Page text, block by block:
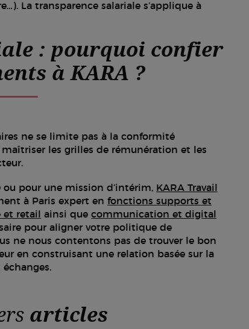
La transparence salariale s’applique à
: pourquoi confier
à KARA ?
ne se limite pas à la conformité
les grilles de rémunération et les
ou pour une mission d’intérim, KARA Travail
à Paris expert en fonctions supports et
et retail ainsi que communication et digital
pour aligner votre politique de
ne nous contentons pas de trouver le bon
en construisant une relation basée sur la
articles